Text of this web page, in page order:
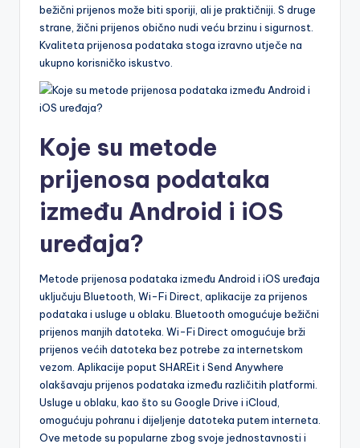
bežični prijenos može biti sporiji, ali je praktičniji. S druge
strane, žični prijenos obično nudi veću brzinu i sigurnost.
Kvaliteta prijenosa podataka stoga izravno utječe na
ukupno korisničko iskustvo.
Koje su metode
prijenosa podataka
između Android i iOS
uređaja?
Metode prijenosa podataka između Android i iOS uređaja
uključuju Bluetooth, Wi-Fi Direct, aplikacije za prijenos
podataka i usluge u oblaku. Bluetooth omogućuje bežični
prijenos manjih datoteka. Wi-Fi Direct omogućuje brži
prijenos većih datoteka bez potrebe za internetskom
vezom. Aplikacije poput SHAREit i Send Anywhere
olakšavaju prijenos podataka između različitih platformi.
Usluge u oblaku, kao što su Google Drive i iCloud,
omogućuju pohranu i dijeljenje datoteka putem interneta.
Ove metode su popularne zbog svoje jednostavnosti i